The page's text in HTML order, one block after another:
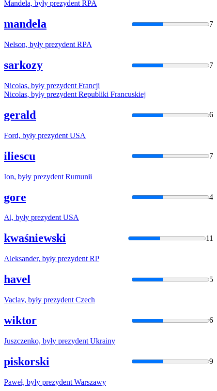
Mandela, były prezydent RPA
mandela 7
Nelson, były prezydent RPA
sarkozy 7
Nicolas, były prezydent Francji
Nicolas, były prezydent Republiki Francuskiej
gerald 6
Ford, były prezydent USA
iliescu 7
Ion, były prezydent Rumunii
gore 4
Al, były prezydentUSA
kwaśniewski 11
Aleksander, były prezydent RP
havel 5
Vaclav, były prezydent Czech
wiktor 6
Juszczenko, były prezydent Ukrainy
piskorski 9
Paweł, były prezydent Warszawy